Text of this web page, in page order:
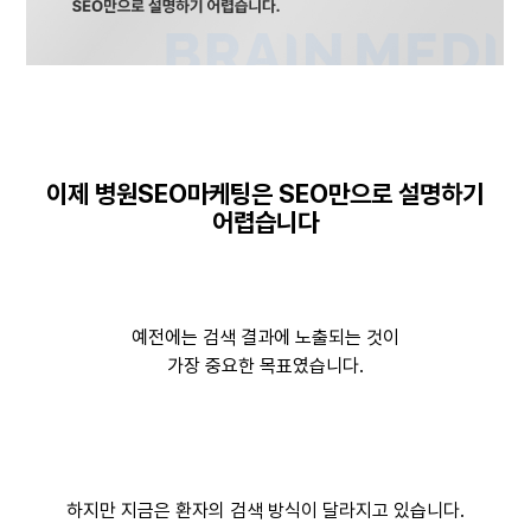
이제 병원SEO마케팅은 SEO만으로 설명하기
어렵습니다
예전에는 검색 결과에 노출되는 것이
가장 중요한 목표였습니다.
하지만 지금은 환자의 검색 방식이 달라지고 있습니다.